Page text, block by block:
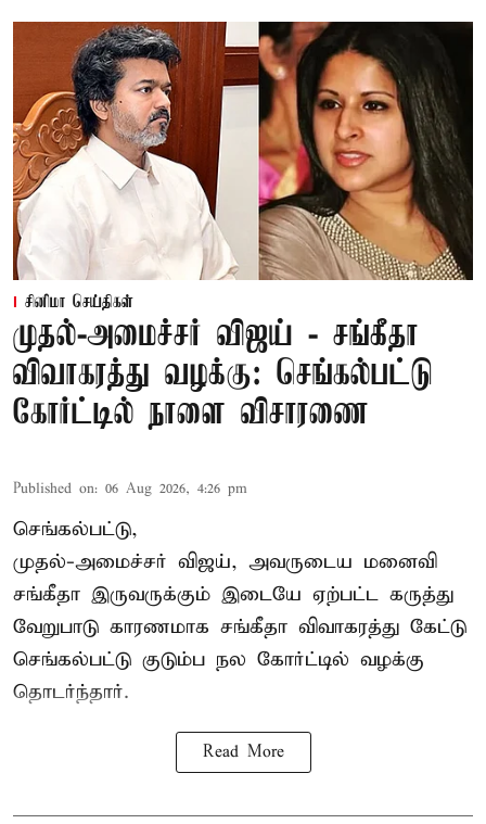
சினிமா செய்திகள்
முதல்-அமைச்சர் விஜய் - சங்கீதா
விவாகரத்து வழக்கு: செங்கல்பட்டு
கோர்ட்டில் நாளை விசாரணை
Published on: 06 Aug 2026, 4:26 pm
செங்கல்பட்டு,
முதல்-அமைச்சர் விஜய், அவருடைய மனைவி
சங்கீதா இருவருக்கும் இடையே ஏற்பட்ட கருத்து
வேறுபாடு காரணமாக சங்கீதா விவாகரத்து கேட்டு
செங்கல்பட்டு குடும்ப நல கோர்ட்டில் வழக்கு
தொடர்ந்தார்.
Read More